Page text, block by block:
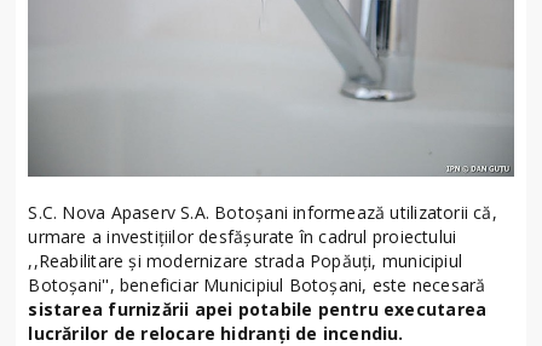
S.C. Nova Apaserv S.A. Botoșani informează utilizatorii că,
urmare a investițiilor desfășurate în cadrul proiectului
,,Reabilitare și modernizare strada Popăuți, municipiul
Botoșani'', beneficiar Municipiul Botoșani, este necesară
sistarea furnizării apei potabile pentru executarea
lucrărilor de relocare hidranți de incendiu.